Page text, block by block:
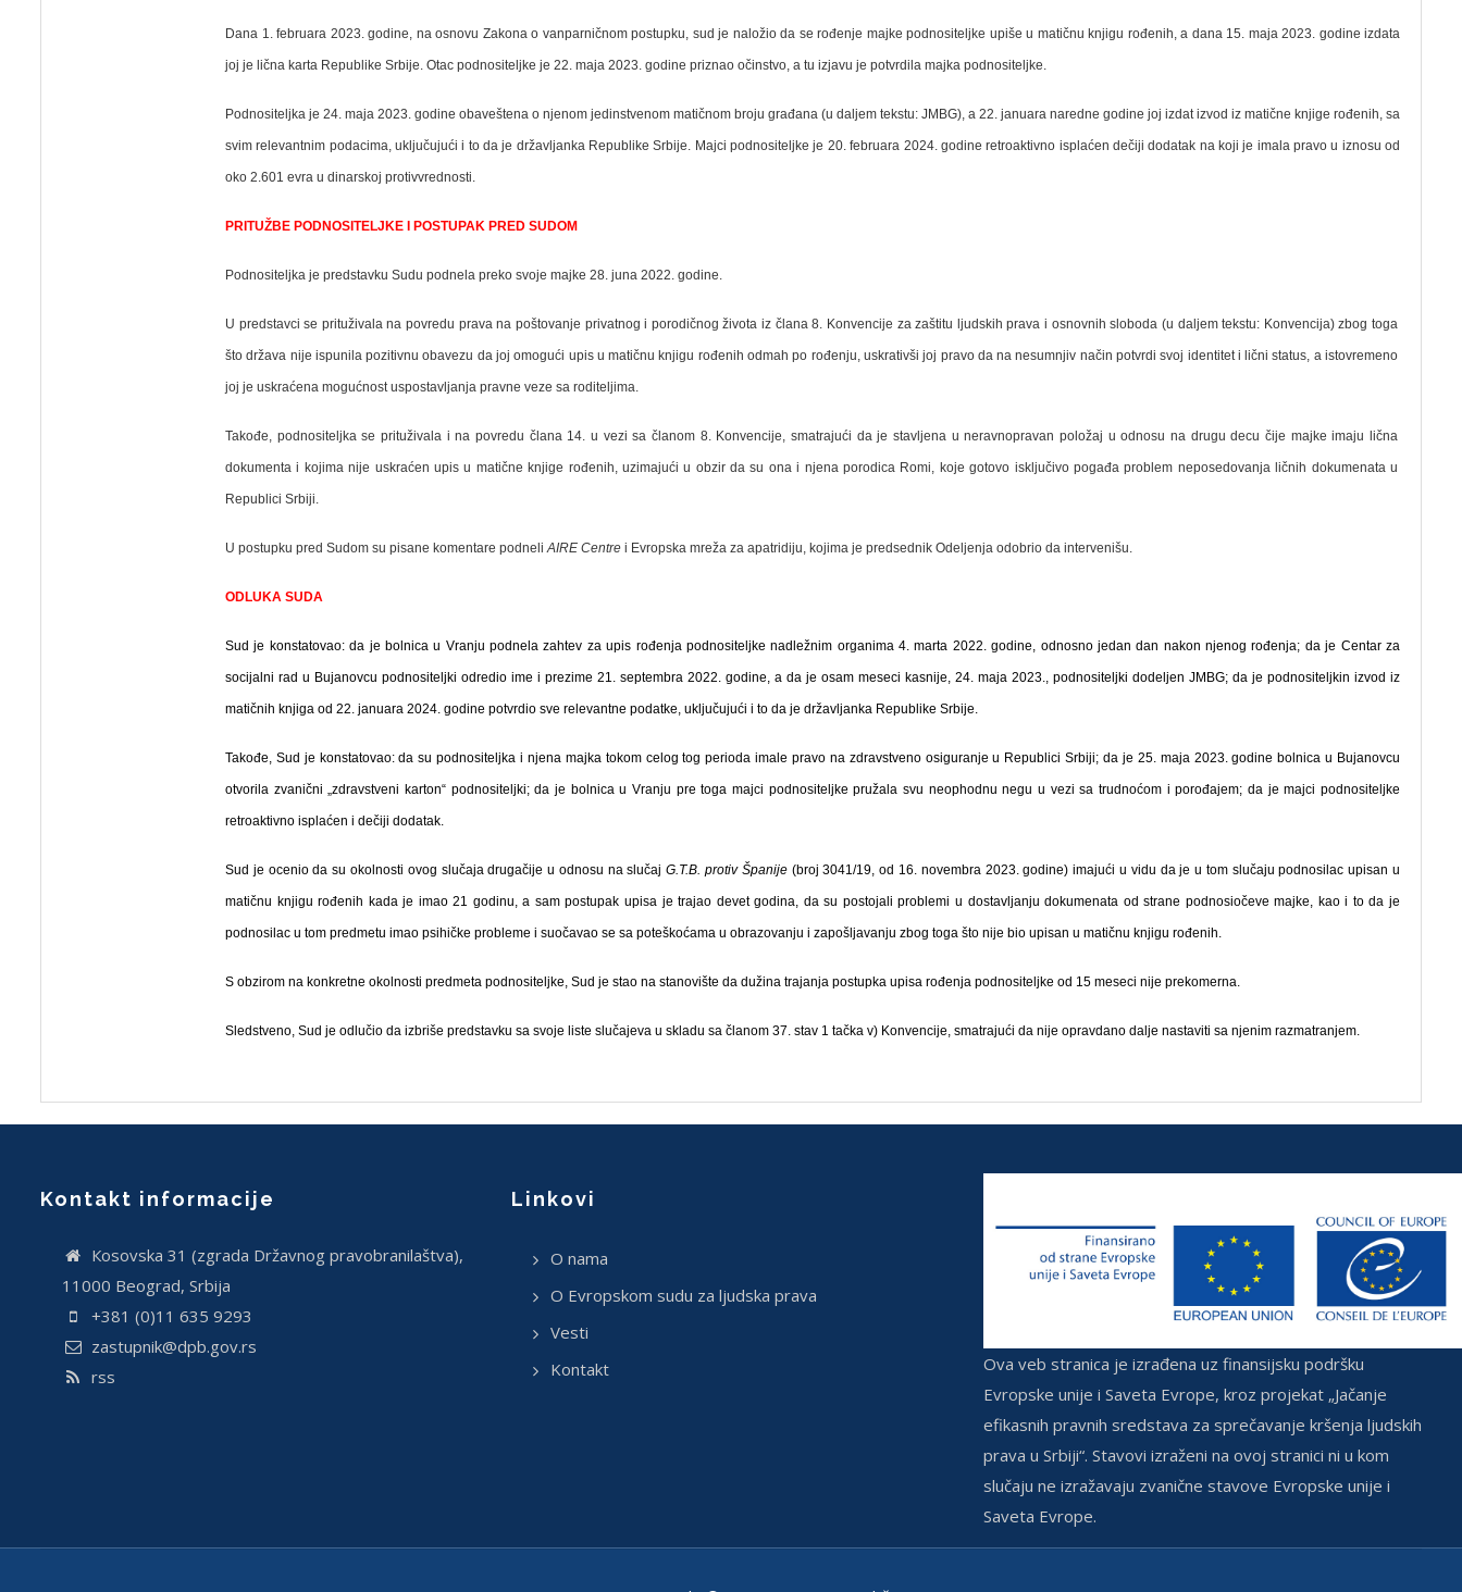
Dana 1. februara 2023. godine, na osnovu Zakona o vanparničnom postupku, sud je naložio da se rođenje majke podnositeljke upiše u matičnu knjigu rođenih, a dana 15. maja 2023. godine izdata
joj je lična karta Republike Srbije. Otac podnositeljke je 22. maja 2023. godine priznao očinstvo, a tu izjavu je potvrdila majka podnositeljke.
Podnositeljka je 24. maja 2023. godine obaveštena o njenom jedinstvenom matičnom broju građana (u daljem tekstu: JMBG), a 22. januara naredne godine joj izdat izvod iz matične knjige rođenih, sa
svim relevantnim podacima, uključujući i to da je državljanka Republike Srbije. Majci podnositeljke je 20. februara 2024. godine retroaktivno isplaćen dečiji dodatak na koji je imala pravo u iznosu od
oko 2.601 evra u dinarskoj protivvrednosti.
PRITUŽBE PODNOSITELJKE I POSTUPAK PRED SUDOM
Podnositeljka je predstavku Sudu podnela preko svoje majke 28. juna 2022. godine.
U predstavci se prituživalana povredu prava na poštovanje privatnog i porodičnog života iz člana 8. Konvencije za zaštitu ljudskih prava i osnovnih sloboda (u daljem tekstu: Konvencija) zbog toga
što država nije ispunila pozitivnu obavezu da joj omogući upis u matičnu knjigu rođenih odmah po rođenju, uskrativši joj pravo da na nesumnjiv način potvrdi svoj identitet i lični status, a istovremeno
joj je uskraćena mogućnost uspostavljanja pravne veze sa roditeljima.
Takođe, podnositeljka se prituživala i na povredu člana 14. u vezi sa članom 8. Konvencije, smatrajući da je stavljena u neravnopravan položaj u odnosu na drugu decu čije majke imaju lična
dokumenta i kojima nije uskraćen upis u matične knjige rođenih, uzimajući u obzir da su ona i njena porodica Romi, koje gotovo isključivo pogađa problem neposedovanja ličnih dokumenata u
Republici Srbiji.
U postupku pred Sudom su pisane komentare podneliAIRE Centre i Evropska mreža za apatridiju, kojima je predsednik Odeljenja odobrio da intervenišu.
ODLUKA SUDA
Sud je konstatovao: da je bolnica u Vranju podnela zahtev za upis rođenja podnositeljke nadležnim organima 4. marta 2022. godine, odnosno jedan dan nakon njenog rođenja; da je Centar za
socijalni rad u Bujanovcu podnositeljki odredio ime i prezime 21. septembra 2022. godine, a da je osam meseci kasnije, 24. maja 2023., podnositeljki dodeljen JMBG; da je podnositeljkin izvod iz
matičnih knjiga od 22. januara 2024. godine potvrdio sve relevantne podatke, uključujući i to da je državljanka Republike Srbije.
Takođe, Sud je konstatovao: da su podnositeljka i njena majka tokom celog tog perioda imale pravo na zdravstveno osiguranje u Republici Srbiji; da je 25. maja 2023. godine bolnica u Bujanovcu
otvorila zvanični „zdravstveni karton“ podnositeljki; da je bolnica u Vranju pre toga majci podnositeljke pružala svu neophodnu negu u vezi sa trudnoćom i porođajem; da je majci podnositeljke
retroaktivno isplaćen i dečiji dodatak.
Sud je ocenio da su okolnosti ovog slučaja drugačije u odnosu na slučajG.T.B.protiv Španije(broj 3041/19, od 16. novembra 2023. godine) imajući u vidu da je u tom slučaju podnosilac upisan u
matičnu knjigu rođenih kada je imao 21 godinu, a sam postupak upisa je trajao devet godina, da su postojali problemi u dostavljanju dokumenata od strane podnosiočeve majke, kao i to da je
podnosilac u tom predmetu imao psihičke probleme i suočavao se sa poteškoćama u obrazovanju i zapošljavanju zbog toga što nije bio upisan u matičnu knjigu rođenih.
S obzirom na konkretne okolnosti predmeta podnositeljke, Sud je stao na stanovište da dužina trajanja postupka upisa rođenja podnositeljke od 15 meseci nije prekomerna.
Sledstveno, Sud je odlučio da izbriše predstavku sa svoje liste slučajeva u skladu sa članom 37. stav 1 tačka v) Konvencije, smatrajući da nije opravdano dalje nastaviti sa njenim razmatranjem.
Kontakt informacije
Кosovska 31 (zgrada Državnog pravobranilaštva),
11000 Beograd, Srbija
+381 (0)11 635 9293
zastupnik@dpb.gov.rs
rss
Linkovi
O nama
O Evropskom sudu za ljudska prava
Vesti
Kontakt
Ova veb stranica je izrađena uz finansijsku podršku
Evropske unije i Saveta Evrope, kroz projekat „Jačanje
efikasnih pravnih sredstava za sprečavanje kršenja ljudskih
prava u Srbiji“. Stavovi izraženi na ovoj stranici ni u kom
slučaju ne izražavaju zvanične stavove Evropske unije i
Saveta Evrope.